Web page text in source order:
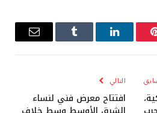
بينتيريستلينكدإن Tumblr
البريد
التالي
افتتاح معرض فني لنساء